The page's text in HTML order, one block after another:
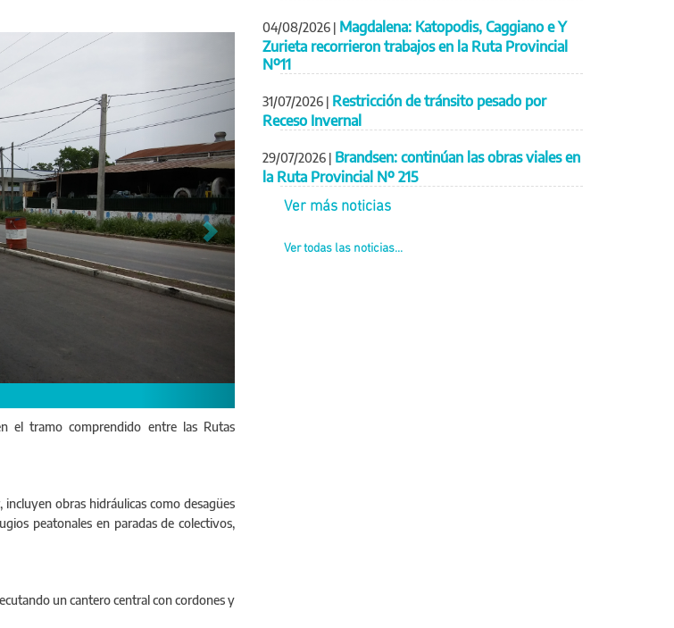
del corredor, junto con obras complementarias.
Siguiente
el tramo comprendido entre las Rutas
obras hidráulicas como desagües
peatonales en paradas de colectivos,
un cantero central con cordones y
04/08/2026 | Magdalena: Katopodis, Caggiano e Y
Zurieta recorrieron trabajos en la Ruta Provincial
Nº11
31/07/2026 | Restricción de tránsito pesado por
Receso Invernal
29/07/2026 | Brandsen: continúan las obras viales en
la Ruta Provincial Nº 215
Ver más noticias
Ver todas las noticias...